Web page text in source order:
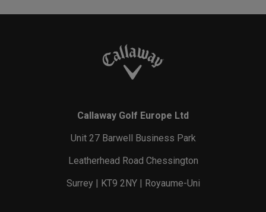
Callaway Golf Europe Ltd
Unit 27 Barwell Business Park
Leatherhead Road Chessington
Surrey | KT9 2NY | Royaume-Uni